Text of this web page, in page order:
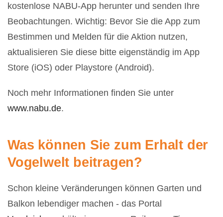
kostenlose NABU-App herunter und senden Ihre
Beobachtungen. Wichtig: Bevor Sie die App zum
Bestimmen und Melden für die Aktion nutzen,
aktualisieren Sie diese bitte eigenständig im App
Store (iOS) oder Playstore (Android).
Noch mehr Informationen finden Sie unter
www.nabu.de.
Was können Sie zum Erhalt der
Vogelwelt beitragen?
Schon kleine Veränderungen können Garten und
Balkon lebendiger machen - das Portal